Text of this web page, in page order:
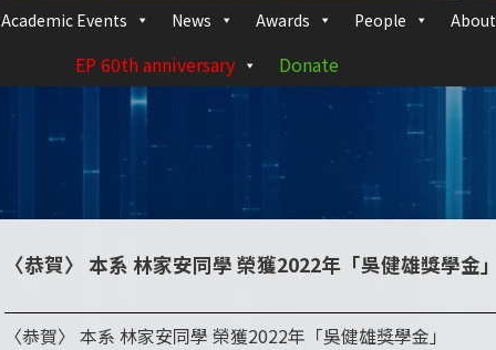
Academic Events News Awards People About
EP 60th anniversary Donate
〈恭賀〉 本系 林家安同學 榮獲2022年「吳健雄獎學金」
〈恭賀〉 本系 林家安同學 榮獲2022年「吳健雄獎學金」